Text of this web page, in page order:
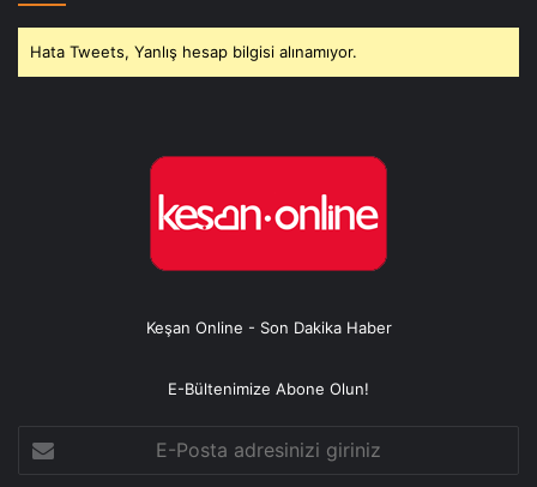
Hata Tweets, Yanlış hesap bilgisi alınamıyor.
Keşan Online - Son Dakika Haber
E-Bültenimize Abone Olun!
Posta